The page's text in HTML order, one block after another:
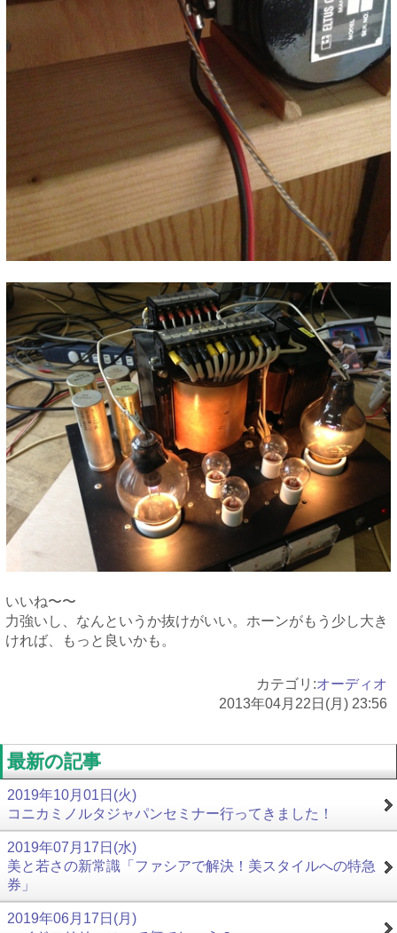
いいね〜〜
力強いし、なんというか抜けがいい。ホーンがもう少し大き
ければ、もっと良いかも。
カテゴリ:オーディオ
2013年04月22日(月) 23:56
最新の記事
2019年10月01日(火)
コニカミノルタジャパンセミナー行ってきました！
2019年07月17日(水)
美と若さの新常識「ファシアで解決！美スタイルへの特急
券」
2019年06月17日(月)